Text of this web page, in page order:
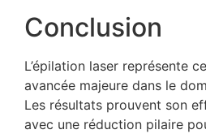
Conclusion
L’épilation laser représente
avancée majeure dans le
Les résultats prouvent son
avec une réduction pilaire